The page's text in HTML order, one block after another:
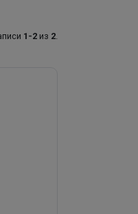
1-2 из 2